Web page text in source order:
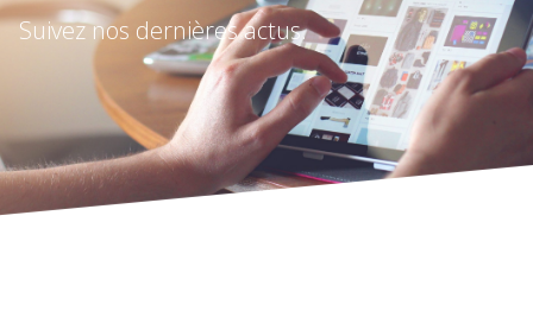
Suivez nos dernières actus.